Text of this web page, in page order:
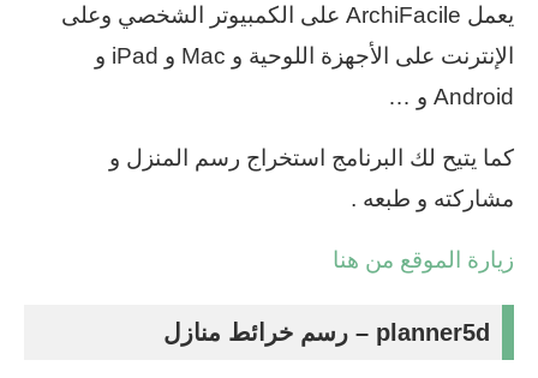
يعمل ArchiFacile على الكمبيوتر الشخصي وعلى
الإنترنت على الأجهزة اللوحية و Mac و iPad و
Android و …
كما يتيح لك البرنامج استخراج رسم المنزل و
مشاركته و طبعه .
زيارة الموقع من هنا
planner5d – رسم خرائط منازل